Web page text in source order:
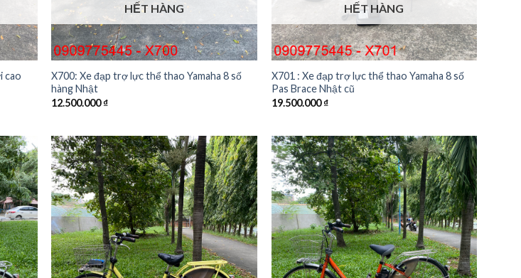
cao
HẾT HÀNG
X700: Xe đạp trợ lực thể thao Yamaha 8 số
hàng Nhật
12.500.000₫
HẾT HÀNG
X701 : Xe đạp trợ lực thể thao Yamaha 8 số
Pas Brace Nhật cũ
19.500.000₫